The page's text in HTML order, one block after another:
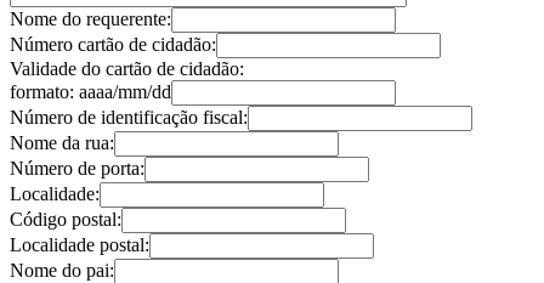
Nome do requerente:
Número cartão de cidadão:
Validade do cartão de cidadão:
formato: aaaa/mm/dd
Número de identificação fiscal:
Nome da rua:
Número de porta:
Localidade:
Código postal:
Localidade postal:
Nome do pai: